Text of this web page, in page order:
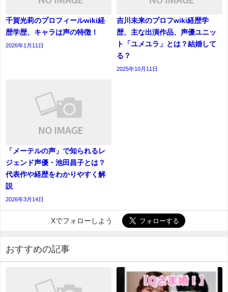
千賀光莉のプロフィールwiki経
歴学歴、キャラは声の特徴！
2026年1月11日
吉川未来のプロフwiki経歴学
歴、主な出演作品、声優ユニッ
ト「ユメユラ」とは？結婚して
る？
2025年10月11日
「メーテルの声」で知られるレ
ジェンド声優・池田昌子とは？
代表作や経歴をわかりやすく解
説
2026年3月14日
Xでフォローしよう
おすすめの記事